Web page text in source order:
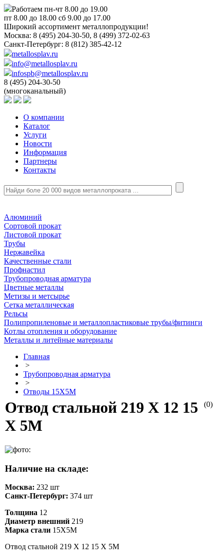
Работаем пн-чт 8.00 до 19.00
пт 8.00 до 18.00 сб 9.00 до 17.00
Широкий ассортимент металлопродукции!
Москва: 8 (495) 204-30-50, 8 (499) 372-02-63
Санкт-Петербург: 8 (812) 385-42-12
metallosplav.ru
info@metallosplav.ru
infospb@metallosplav.ru
8 (495) 204-30-50
(многоканальный)
О компании
Каталог
Услуги
Новости
Информация
Партнеры
Контакты
Алюминий
Сортовой прокат
Листовой прокат
Трубы
Нержавейка
Качественные стали
Профнастил
Трубопроводная арматура
Цветные металлы
Метизы и метсырье
Сетка металлическая
Рельсы
Полипропиленовые и металлопластиковые трубы/фитинги
Котлы отопления и оборудование
Металлы и литейные материалы
Главная
>
Трубопроводная арматура
>
Отводы 15Х5М
(0)
Отвод стальной 219 Х 12 15
Х 5М
Наличие на складе:
Москва: 232 шт
Санкт-Петербург: 374 шт
Толщина 12
Диаметр внешний 219
Марка стали 15Х5М
Отвод стальной 219 Х 12 15 Х 5М